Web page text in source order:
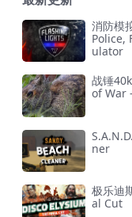
消防模
Police,
ulator
战锤
of War
ner
极乐迪
al Cut